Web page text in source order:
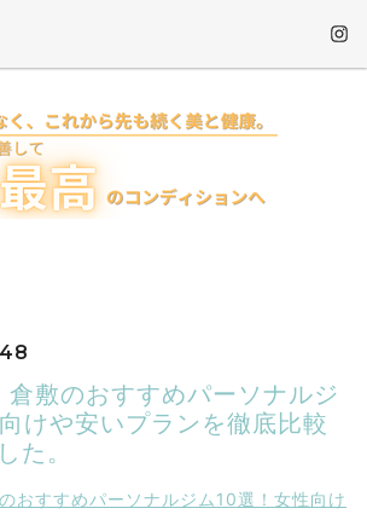
倉敷のおすすめパーソナルジ
けや安いプランを徹底比較
た。
おすすめパーソナルジム10選！女性向け